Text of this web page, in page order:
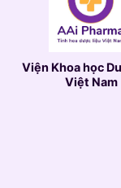
Viện Khoa học
Việt Nam